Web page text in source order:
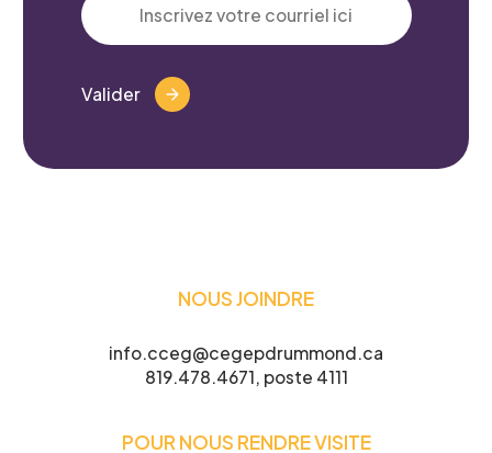
Valider
NOUS JOINDRE
info.cceg@cegepdrummond.ca
819.478.4671, poste 4111
POUR NOUS RENDRE VISITE